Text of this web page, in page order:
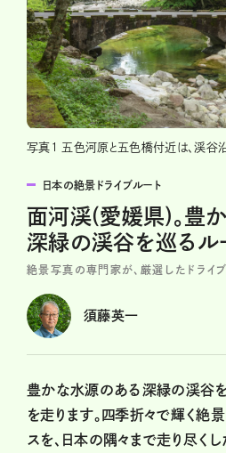
写真1 五色河原と五色橋付近は、渓谷
日本の絶景ドライブルート
面河渓(愛媛県)。豊
深緑の渓谷を巡るル
絶景写真の専門家が、厳選したドライ
須藤英一
豊かな水源のある深緑の渓谷
を走ります。四季折々で輝く絶
スを、日本の隅々まで走り尽く